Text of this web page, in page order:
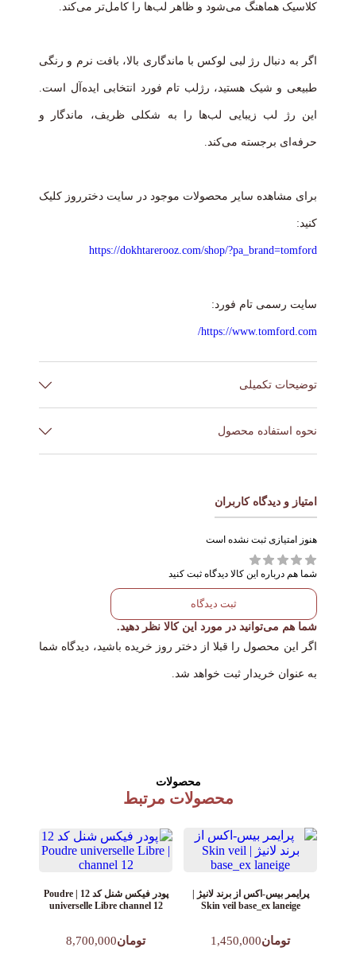
کلاسیک هماهنگ می‌شود و ظاهر لب‌ها را کامل‌تر می‌کند.
اگر به دنبال رژ لبی لوکس با ماندگاری بالا، بافت نرم و رنگی
طبیعی و شیک هستید، رژلب تام فورد انتخابی ایده‌آل است.
این رژ لب زیبایی لب‌ها را به شکلی ظریف، ماندگار و
حرفه‌ای برجسته می‌کند.
برای مشاهده سایر محصولات موجود در سایت دخترروز کلیک
کنید:
https://dokhtarerooz.com/shop/?pa_brand=tomford
سایت رسمی تام فورد:
https://www.tomford.com/
توضیحات تکمیلی
برند TOMFORD
کشور ساخت بلژیک
حجم
رنگ ها N3 west coast
نحوه استفاده محصول
با براش مخصوص یا مستقیم از رژ لب، رنگ را روی لب‌ها
استفاده کنید یا لایه دوم را اضافه کنید.
امتیاز و دیدگاه کاربران
هنوز امتیازی ثبت نشده است
شما هم درباره این کالا دیدگاه ثبت کنید
ثبت دیدگاه
شما هم می‌توانید در مورد این کالا نظر دهید.
اگر این محصول را قبلا از دختر روز خریده باشید، دیدگاه شما
به عنوان خریدار ثبت خواهد شد.
محصولات
محصولات مرتبط
پرایمر بیس-اکس از برند لانیژ |
Skin veil base_ex laneige
تومان1,450,000
پودر فیکس شنل کد 12 | Poudre
universelle Libre channel 12
تومان8,700,000